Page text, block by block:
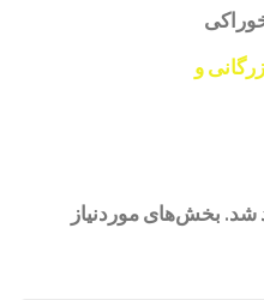
و
شد. بخش‌های موردنیاز